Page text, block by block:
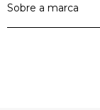
Sobre a marca